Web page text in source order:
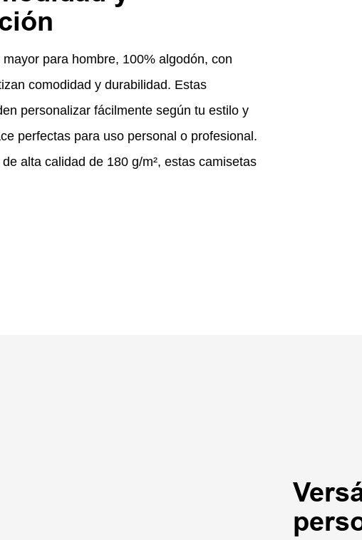
para hombre, 100% algodón, con
comodidad y durabilidad. Estas
personalizar fácilmente según tu estilo y
perfectas para uso personal o profesional.
alta calidad de 180 g/m², estas camisetas